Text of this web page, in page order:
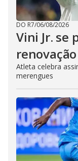
DO R7/06/08/2026
Vini Jr. se
Atleta celebra
merengues